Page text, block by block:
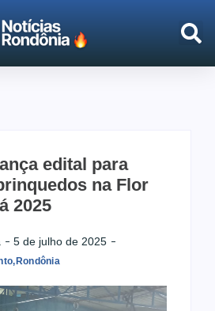
edital para
na Flor
2025
5 de julho de 2025
,Rondônia